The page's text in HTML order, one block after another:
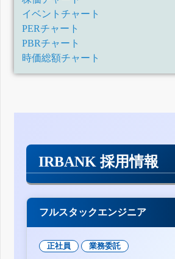
イベントチャート
PERチャート
PBRチャート
時価総額チャート
IRBANK 採用情報
フルスタックエンジニア
正社員 業務委託